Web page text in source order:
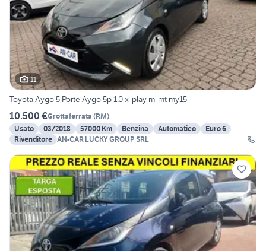
11
Toyota Aygo 5 Porte Aygo 5p 1.0 x-play m-mt my15
10.500 €Grottaferrata (RM)
Usato
03/2018 57000 Km Benzina Automatico
Euro 6
Rivenditore AN-CAR LUCKY GROUP SRL